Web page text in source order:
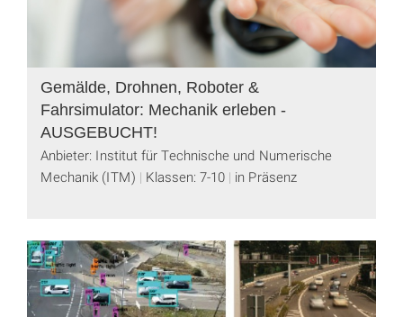
Gemälde, Drohnen, Roboter &
Fahrsimulator: Mechanik erleben -
AUSGEBUCHT!
Anbieter: Institut für Technische und Numerische
Mechanik (ITM)
Klassen: 7-10 in Präsenz